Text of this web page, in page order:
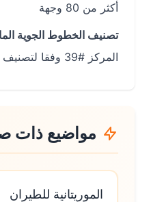
أكثر من 80 وجهة
تصنيف الخطوط الجوية الماليزية:
المركز #39 وفقا لتصنيف سكاي تراكس
مواضيع ذات صلة
الموريتانية للطيران